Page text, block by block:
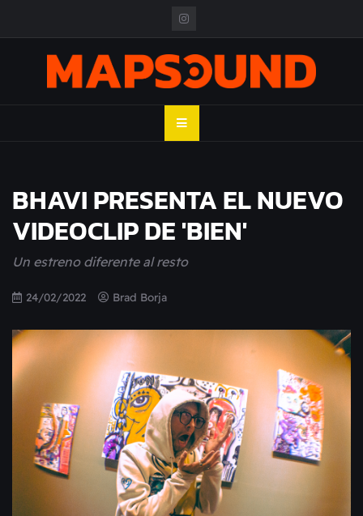
MAPSOUND
BHAVI PRESENTA EL NUEVO
VIDEOCLIP DE 'BIEN'
Un estreno diferente al resto
24/02/2022 Brad Borja